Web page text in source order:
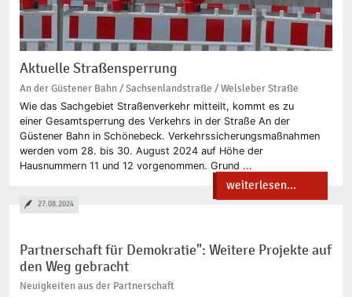
Aktuelle Straßensperrung
An der Güstener Bahn / Sachsenlandstraße / Welsleber Straße
Wie das Sachgebiet Straßenverkehr mitteilt, kommt es zu
einer Gesamtsperrung des Verkehrs in der Straße An der
Güstener Bahn in Schönebeck. Verkehrssicherungsmaßnahmen
werden vom 28. bis 30. August 2024 auf Höhe der
Hausnummern 11 und 12 vorgenommen. Grund ...
weiterlesen...
Partnerschaft für Demokratie": Weitere Projekte auf
den Weg gebracht
Neuigkeiten aus der Partnerschaft
27.08.2024